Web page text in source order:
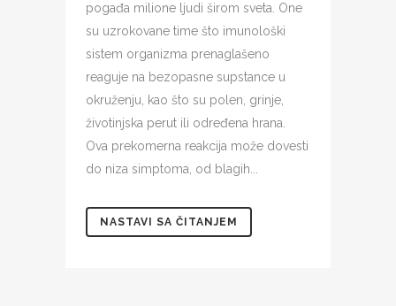
pogađa milione ljudi širom sveta. One
su uzrokovane time što imunološki
sistem organizma prenaglašeno
reaguje na bezopasne supstance u
okruženju, kao što su polen, grinje,
životinjska perut ili određena hrana.
Ova prekomerna reakcija može dovesti
do niza simptoma, od blagih...
NASTAVI SA ČITANJEM